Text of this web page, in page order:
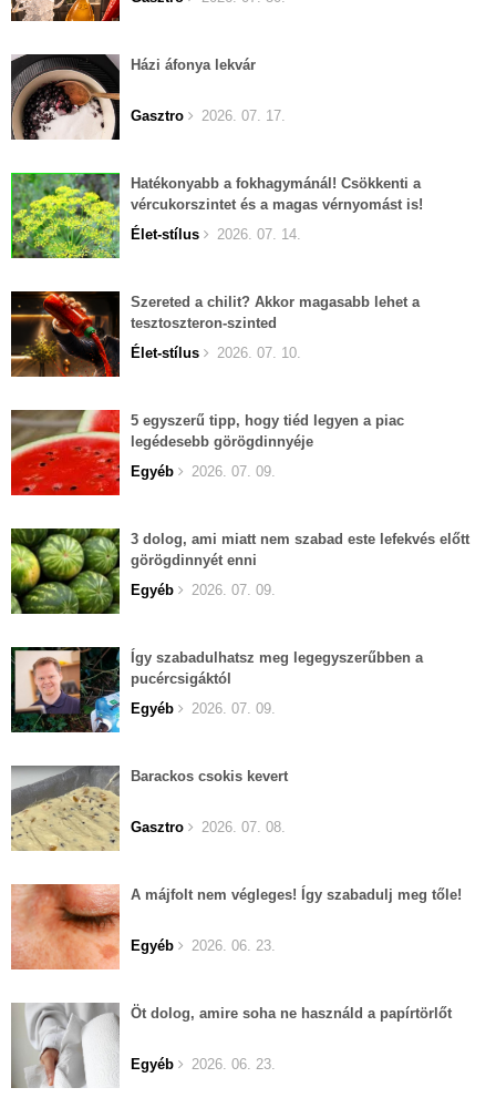
Házi áfonya lekvár
Gasztro 2026. 07. 17.
Hatékonyabb a fokhagymánál! Csökkenti a
vércukorszintet és a magas vérnyomást is!
Élet-stílus
2026. 07. 14.
Szereted a chilit? Akkor magasabb lehet a
tesztoszteron-szinted
Élet-stílus
2026. 07. 10.
5 egyszerű tipp, hogy tiéd legyen a piac
legédesebb görögdinnyéje
Egyéb
2026. 07. 09.
3 dolog, ami miatt nem szabad este lefekvés előtt
görögdinnyét enni
Egyéb
2026. 07. 09.
Így szabadulhatsz meg legegyszerűbben a
pucércsigáktól
Egyéb
2026. 07. 09.
Barackos csokis kevert
Gasztro 2026. 07. 08.
A májfolt nem végleges! Így szabadulj meg tőle!
Egyéb 2026. 06. 23.
Öt dolog, amire soha ne használd a papírtörlőt
Egyéb 2026. 06. 23.